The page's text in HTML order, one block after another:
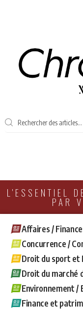
L'ESSENTIEL
PAR
Affaires /
Concurrence /
Droit du sport et
Droit du marché
Environnement /
Finance et